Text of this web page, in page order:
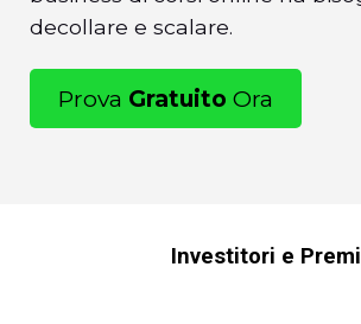
decollare e scalare.
Prova Gratuito Ora
Investitori e Premi